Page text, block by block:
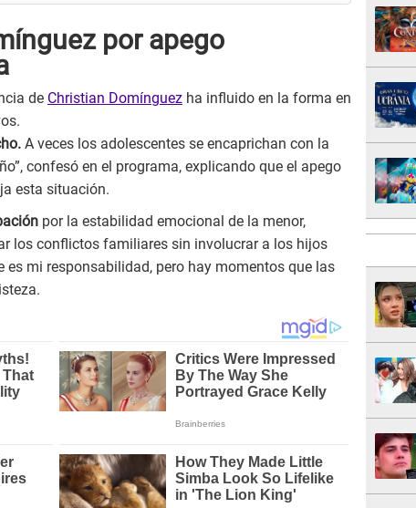
por apego
de Christian Domínguez ha influido en la forma en
A veces los adolescentes se encaprichan con la
confesó en el programa, explicando que el apego
esta situación.
por la estabilidad emocional de la menor,
los conflictos familiares sin involucrar a los hijos
es mi responsabilidad, pero hay momentos que las